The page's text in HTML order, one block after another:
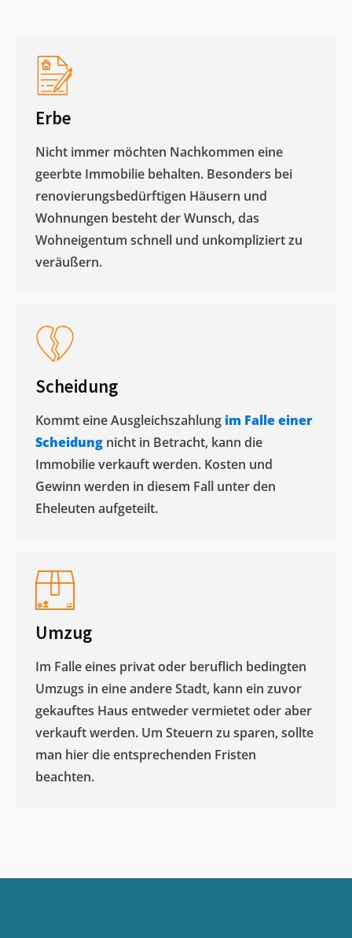
Erbe
Nicht immer möchten Nachkommen eine
geerbte Immobilie behalten. Besonders bei
renovierungsbedürftigen Häusern und
Wohnungen besteht der Wunsch, das
Wohneigentum schnell und unkompliziert zu
veräußern. ​
Scheidung
Kommt eine Ausgleichszahlung im Falle einer
Scheidung nicht in Betracht, kann die
Immobilie verkauft werden. Kosten und
Gewinn werden in diesem Fall unter den
Eheleuten aufgeteilt.​
Umzug
Im Falle eines privat oder beruflich bedingten
Umzugs in eine andere Stadt, kann ein zuvor
gekauftes Haus entweder vermietet oder aber
verkauft werden. Um Steuern zu sparen, sollte
man hier die entsprechenden Fristen
beachten.